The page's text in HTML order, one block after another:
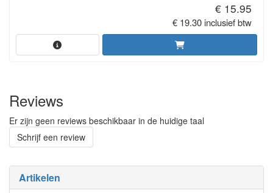
Artikelen
€ 15.95
€ 19.30 inclusief btw
Reviews
Er zijn geen reviews beschikbaar in de huidige taal
Schrijf een review